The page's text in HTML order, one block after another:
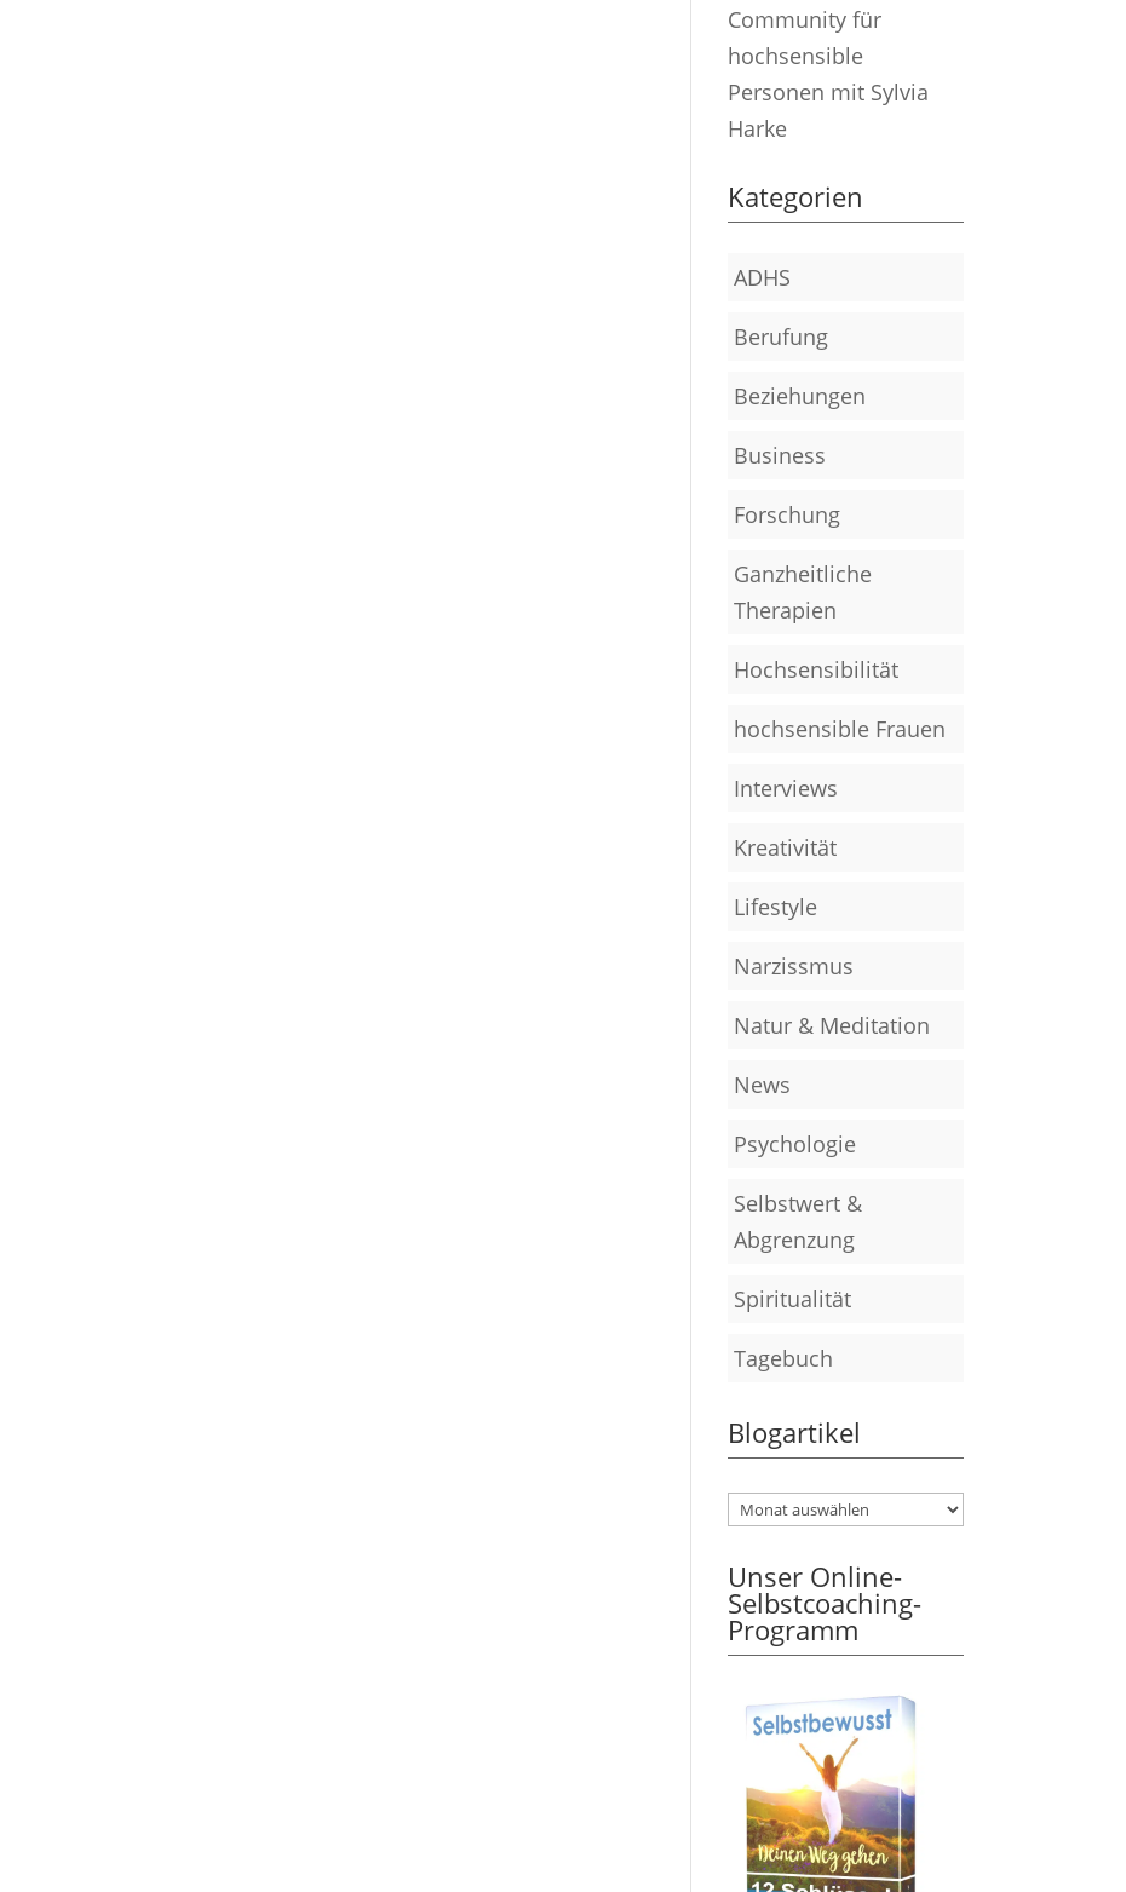
Community für
hochsensible
Personen mit Sylvia
Harke
Kategorien
ADHS
Berufung
Beziehungen
Business
Forschung
Ganzheitliche
Therapien
Hochsensibilität
hochsensible Frauen
Interviews
Kreativität
Lifestyle
Narzissmus
Natur & Meditation
News
Psychologie
Selbstwert &
Abgrenzung
Spiritualität
Tagebuch
Blogartikel
Unser Online-
Selbstcoaching-
Programm